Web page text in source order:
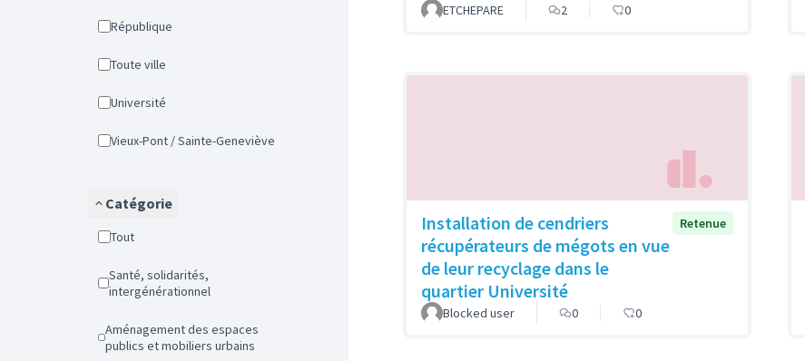
République
Toute ville
Université
Vieux-Pont / Sainte-Geneviève
Catégorie
Tout
Santé, solidarités,
intergénérationnel
Aménagement des espaces
publics et mobiliers urbains
ETCHEPARE 2 0
Installation de cendriers
récupérateurs de mégots en vue
de leur recyclage dans le
quartier Université
Retenue
Blocked user 0 0